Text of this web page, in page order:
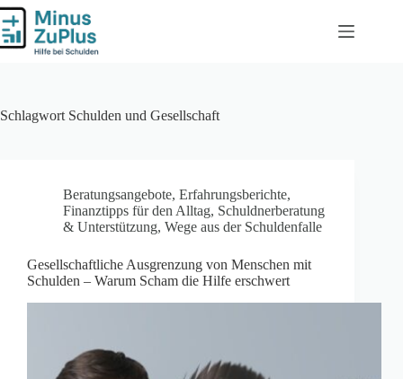
Zum
Inhalt
springen
Schlagwort Schulden und Gesellschaft
Beratungsangebote, Erfahrungsberichte,
Finanztipps für den Alltag, Schuldnerberatung
& Unterstützung, Wege aus der Schuldenfalle
Gesellschaftliche Ausgrenzung von Menschen mit
Schulden – Warum Scham die Hilfe erschwert